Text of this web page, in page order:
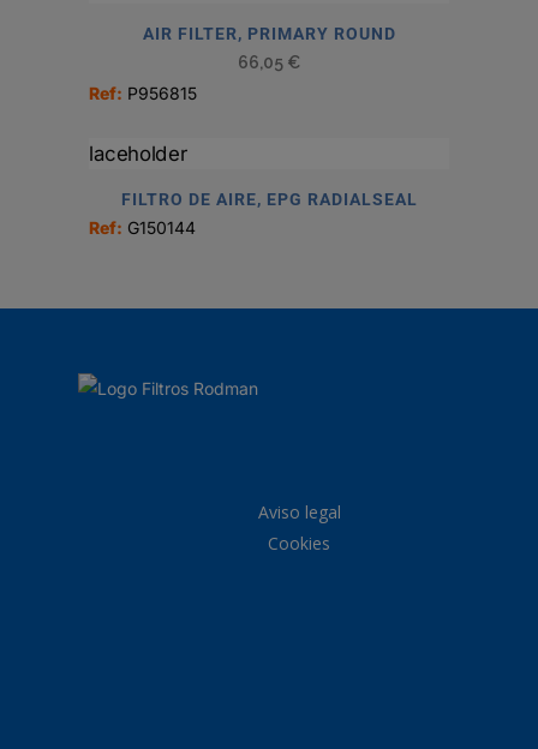
AIR FILTER, PRIMARY ROUND
66,05 €
Ref: P956815
FILTRO DE AIRE, EPG RADIALSEAL
Ref: G150144
Aviso legal
Cookies